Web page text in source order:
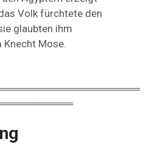
Volk fürchtete den
glaubten ihm
Knecht Mose.